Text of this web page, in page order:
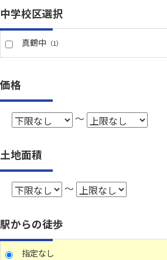
中学校区選択
真鶴中 （1）
価格
～
土地面積
～
駅からの徒歩
指定なし